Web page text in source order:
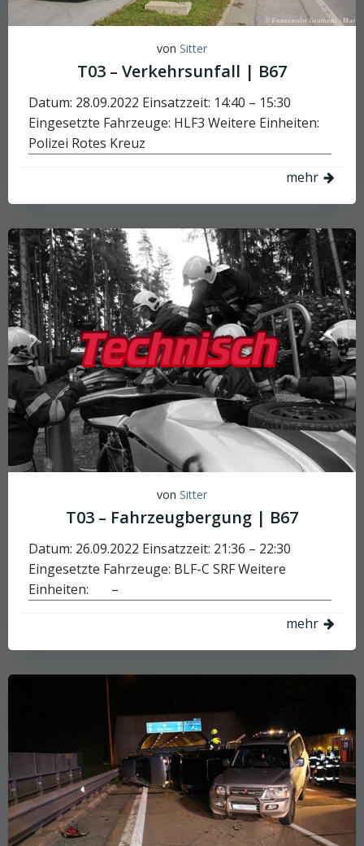
von Sitter
T03 – Verkehrsunfall | B67
Datum: 28.09.2022 Einsatzzeit: 14:40 – 15:30
Eingesetzte Fahrzeuge: HLF3 Weitere Einheiten:
Polizei Rotes Kreuz
mehr
von Sitter
T03 – Fahrzeugbergung | B67
Datum: 26.09.2022 Einsatzzeit: 21:36 – 22:30
Eingesetzte Fahrzeuge: BLF-C SRF Weitere
Einheiten: –
mehr